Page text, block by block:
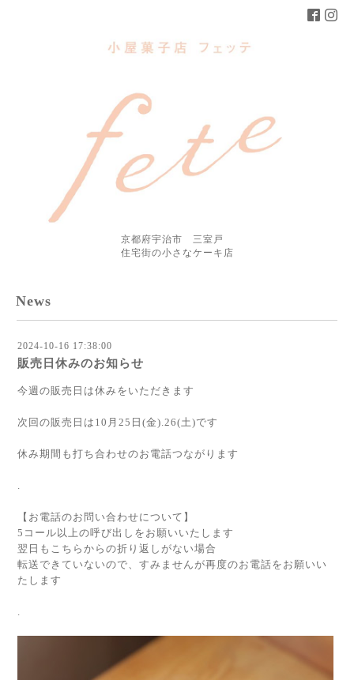
京都府宇治市 三室戸
住宅街の小さなケーキ店
News
2024-10-16 17:38:00
販売日休みのお知らせ
今週の販売日は休みをいただきます
次回の販売日は10月25日(金).26(土)です
休み期間も打ち合わせのお電話つながります
【お電話のお問い合わせについて】
5コール以上の呼び出しをお願いいたします
翌日もこちらからの折り返しがない場合
転送できていないので、すみませんが再度のお電話をお願いい
たします